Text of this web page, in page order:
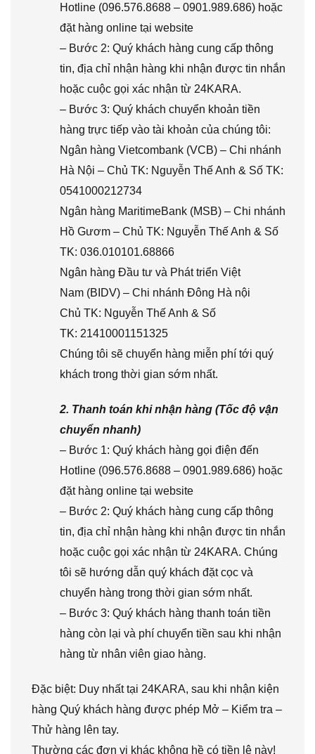
Hotline (096.576.8688 – 0901.989.686) hoặc
đặt hàng online tại website
– Bước 2: Quý khách hàng cung cấp thông
tin, địa chỉ nhận hàng khi nhận được tin nhắn
hoặc cuộc gọi xác nhận từ 24KARA.
– Bước 3: Quý khách chuyển khoản tiền
hàng trực tiếp vào tài khoản của chúng tôi:
Ngân hàng Vietcombank (VCB) – Chi nhánh
Hà Nội – Chủ TK: Nguyễn Thế Anh & Số TK:
0541000212734
Ngân hàng MaritimeBank (MSB) – Chi nhánh
Hồ Gươm – Chủ TK: Nguyễn Thế Anh & Số
TK: 036.010101.68866
Ngân hàng Đầu tư và Phát triển Việt
Nam (BIDV) – Chi nhánh Đông Hà nội
Chủ TK: Nguyễn Thế Anh & Số
TK: 21410001151325
Chúng tôi sẽ chuyển hàng miễn phí tới quý
khách trong thời gian sớm nhất.
2. Thanh toán khi nhận hàng (Tốc độ vận
chuyển nhanh)
– Bước 1: Quý khách hàng gọi điện đến
Hotline (096.576.8688 – 0901.989.686) hoặc
đặt hàng online tại website
– Bước 2: Quý khách hàng cung cấp thông
tin, địa chỉ nhận hàng khi nhận được tin nhắn
hoặc cuộc gọi xác nhận từ 24KARA. Chúng
tôi sẽ hướng dẫn quý khách đặt cọc và
chuyển hàng trong thời gian sớm nhất.
– Bước 3: Quý khách hàng thanh toán tiền
hàng còn lại và phí chuyển tiền sau khi nhận
hàng từ nhân viên giao hàng.
Đặc biệt: Duy nhất tại 24KARA, sau khi nhận kiện
hàng Quý khách hàng được phép Mở – Kiểm tra –
Thử hàng lên tay.
Thường các đơn vị khác không hề có tiền lệ này!